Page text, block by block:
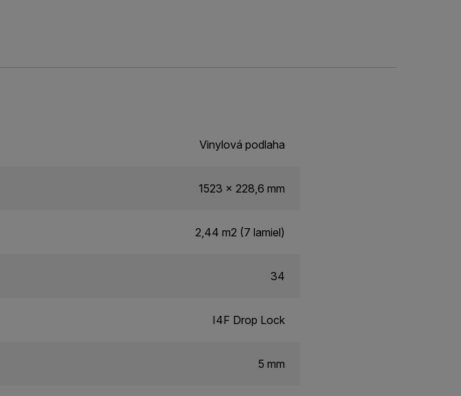
Vinylová podlaha
1523 x 228,6 mm
2,44 m2 (7 lamiel)
34
I4F Drop Lock
5 mm